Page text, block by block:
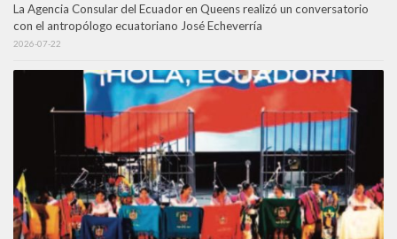
La Agencia Consular del Ecuador en Queens realizó un conversatorio
con el antropólogo ecuatoriano José Echeverría
2026-07-22